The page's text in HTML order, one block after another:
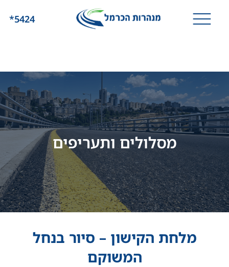
*5424
מסלולים ותעריפים
מלחת הקישון – סיור בנחל
המשוקם